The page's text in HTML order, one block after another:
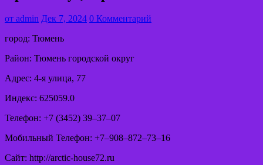
от admin Дек 7, 2024 0 Комментарий
город: Тюмень
Район: Тюмень городской округ
Адрес: 4-я улица, 77
Индекс: 625059.0
Телефон: +7 (3452) 39‒37‒07
Мобильный Телефон: +7‒908‒872‒73‒16
Сайт: http://arctic-house72.ru